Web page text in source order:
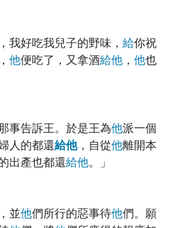
我好吃我兒子的野味， 給你祝
他便吃了，又拿酒給他 ， 他也
事告訴王。於是王為他派一個
人的都還給他，自從他離開本
出產也都還給他。」
並他們所行的惡事待他們。願